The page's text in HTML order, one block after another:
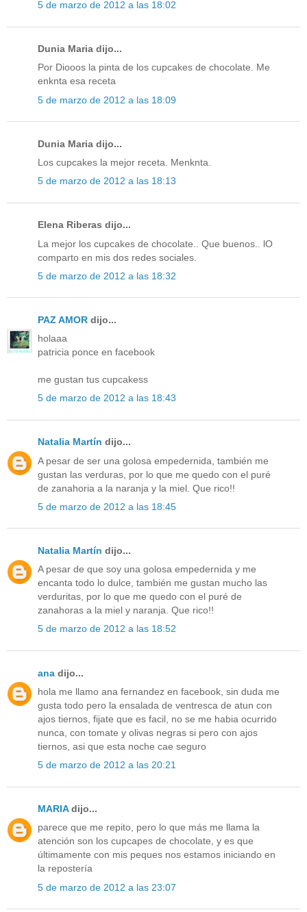
5 de marzo de 2012 a las 18:02
Dunia Maria dijo...
Por Diooos la pinta de los cupcakes de chocolate. Me
enknta esa receta
5 de marzo de 2012 a las 18:09
Dunia Maria dijo...
Los cupcakes la mejor receta. Menknta.
5 de marzo de 2012 a las 18:13
Elena Riberas dijo...
La mejor los cupcakes de chocolate.. Que buenos.. lO
comparto en mis dos redes sociales.
5 de marzo de 2012 a las 18:32
PAZ AMOR dijo...
holaaa
patricia ponce en facebook
me gustan tus cupcakess
5 de marzo de 2012 a las 18:43
Natalia Martín dijo...
A pesar de ser una golosa empedernida, también me
gustan las verduras, por lo que me quedo con el puré
de zanahoria a la naranja y la miel. Que rico!!
5 de marzo de 2012 a las 18:45
Natalia Martín dijo...
A pesar de que soy una golosa empedernida y me
encanta todo lo dulce, también me gustan mucho las
verduritas, por lo que me quedo con el puré de
zanahoras a la miel y naranja. Que rico!!
5 de marzo de 2012 a las 18:52
ana dijo...
hola me llamo ana fernandez en facebook, sin duda me
gusta todo pero la ensalada de ventresca de atun con
ajos tiernos, fijate que es facil, no se me habia ocurrido
nunca, con tomate y olivas negras si pero con ajos
tiernos, asi que esta noche cae seguro
5 de marzo de 2012 a las 20:21
MARIAdijo...
parece que me repito, pero lo que más me llama la
atención son los cupcapes de chocolate, y es que
últimamente con mis peques nos estamos iniciando en
la repostería
5 de marzo de 2012 a las 23:07